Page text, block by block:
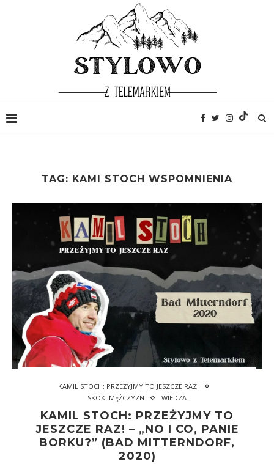
TAG: KAMI STOCH WSPOMNIENIA
KAMIL STOCH: PRZEŻYJMY TO JESZCZE RAZ!
SKOKI MĘŻCZYZN
WIEDZA
KAMIL STOCH: PRZEŻYJMY TO
JESZCZE RAZ! – „NO I CO, PANIE
BORKU?” (BAD MITTERNDORF,
2020)